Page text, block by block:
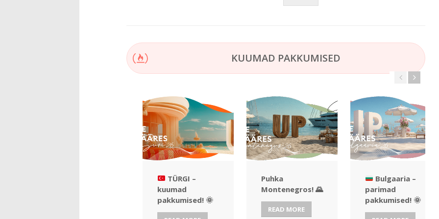
KUUMAD PAKKUMISED
TÜRGI –
kuumad
pakkumised! 🌞
Puhka
Montenegros! 🌄
READ MORE
Bulgaaria –
parimad
pakkumised! 🌞